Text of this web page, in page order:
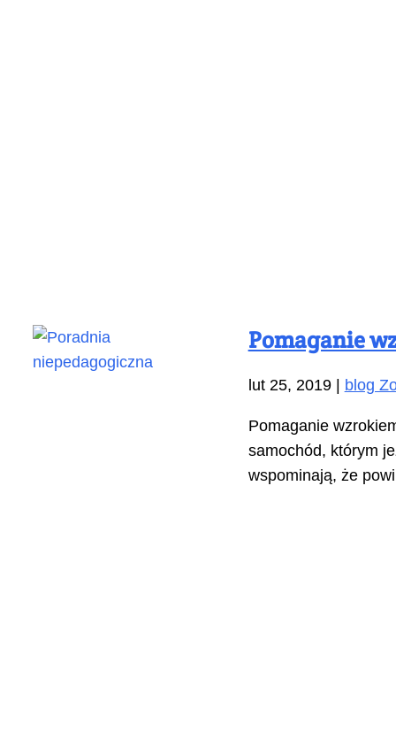
Pomaganie
lut 25, 2019| blog
Pomaganie
samochód, którym
wspominają, że